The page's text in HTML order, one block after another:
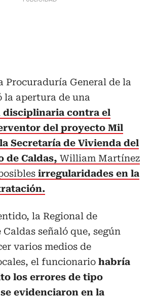
Procuraduría General de la
la apertura de una
disciplinaria contra el
del proyecto Mil
Secretaría de Vivienda del
de Caldas, William Martínez
irregularidades en la
la Regional de
señaló que, según
varios medios de
el funcionario habría
los errores de tipo
evidenciaron en la